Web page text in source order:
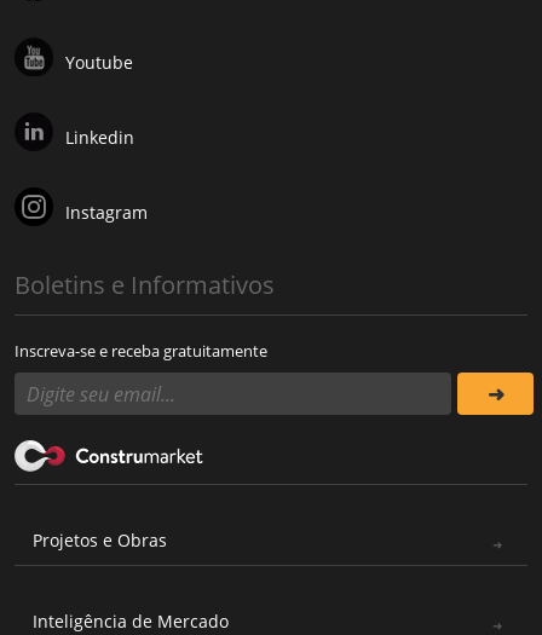
Youtube
Linkedin
Instagram
Boletins e Informativos
Inscreva-se e receba gratuitamente
Projetos e Obras
Inteligência de Mercado